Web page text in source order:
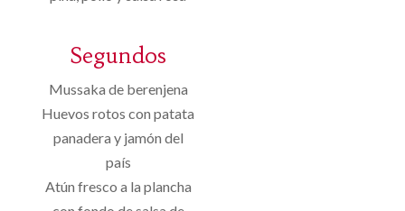
Segundos
Mussaka de berenjena
Huevos rotos con patata
panadera y jamón del
país
Atún fresco a la plancha